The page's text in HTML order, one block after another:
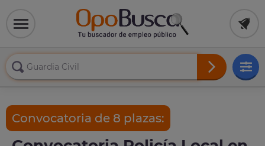
Convocatoria de 8 plazas: